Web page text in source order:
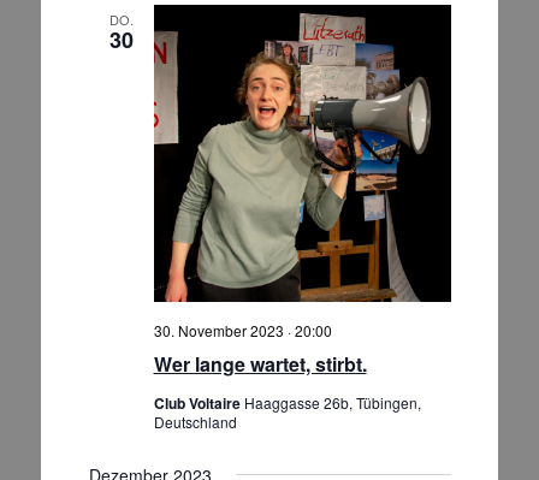
DO.
30
Wer lange wartet, stirbt.
30. November 2023 · 20:00
Club Voltaire Haaggasse 26b, Tübingen,
Deutschland